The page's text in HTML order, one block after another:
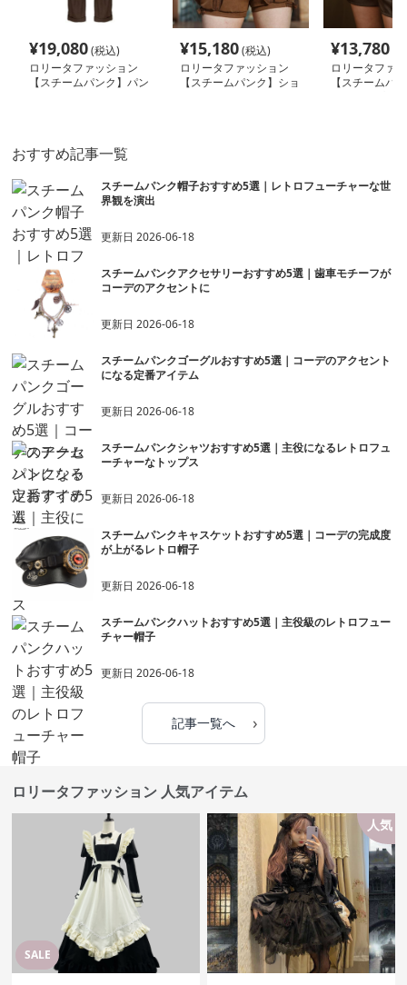
¥19,080(税込)
ロリータファッション
【スチームパンク】パン
¥15,180(税込)
ロリータファッション
【スチームパンク】ショ
¥13,780
ロリータファ
【スチームパ
おすすめ記事一覧
スチームパンク帽子おすすめ5選｜レトロフューチャーな世
界観を演出
更新日2026-06-18
スチームパンクアクセサリーおすすめ5選｜歯車モチーフが
コーデのアクセントに
更新日2026-06-18
スチームパンクゴーグルおすすめ5選｜コーデのアクセント
になる定番アイテム
更新日2026-06-18
スチームパンクシャツおすすめ5選｜主役になるレトロフュ
ーチャーなトップス
更新日2026-06-18
スチームパンクキャスケットおすすめ5選｜コーデの完成度
が上がるレトロ帽子
更新日2026-06-18
スチームパンクハットおすすめ5選｜主役級のレトロフュー
チャー帽子
更新日2026-06-18
記事一覧へ ›
ロリータファッション 人気アイテム
SALE
人気